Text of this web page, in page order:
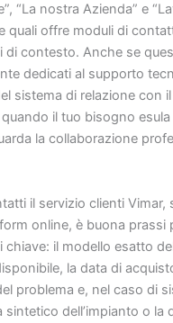
“La nostra Azienda” e
quali offre moduli di
di contesto. Anche se
dedicati al supporto
sistema di relazione con
quando il tuo bisogno
la collaborazione
il servizio clienti Vimar,
online, è buona prassi
chiave: il modello esatto
la data di
problema e, nel caso di
sintetico dell’impianto o la